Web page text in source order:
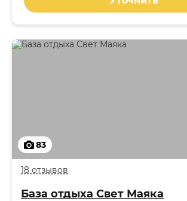
83
18 отзывов
База отдыха Свет Маяка